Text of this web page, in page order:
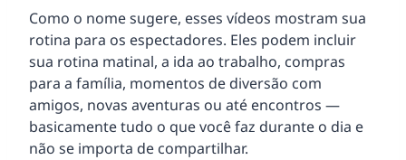
Como o nome sugere, esses vídeos mostram sua
rotina para os espectadores. Eles podem incluir
sua rotina matinal, a ida ao trabalho, compras
para a família, momentos de diversão com
amigos, novas aventuras ou até encontros —
basicamente tudo o que você faz durante o dia e
não se importa de compartilhar.